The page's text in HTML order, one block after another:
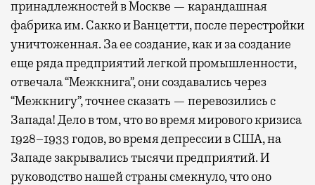
принадлежностей в Москве — карандашная
фабрика им. Сакко и Ванцетти, после перестройки
уничтоженная. За ее создание, как и за создание
еще ряда предприятий легкой промышленности,
отвечала “Межкнига”, они создавались через
“Межкнигу”, точнее сказать — перевозились с
Запада! Дело в том, что во время мирового кризиса
1928–1933 годов, во время депрессии в США, на
Западе закрывались тысячи предприятий. И
руководство нашей страны смекнуло, что оно